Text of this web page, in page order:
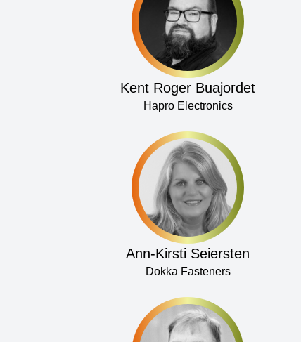
Kent Roger Buajordet
Hapro Electronics
Ann-Kirsti Seiersten
Dokka Fasteners